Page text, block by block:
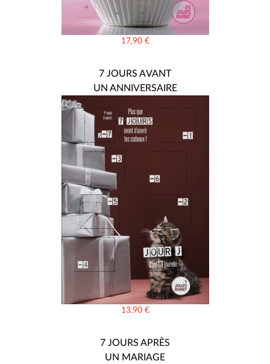
17,90 €
7 JOURS AVANT
UN ANNIVERSAIRE
13,90 €
7 JOURS APRÈS
UN MARIAGE